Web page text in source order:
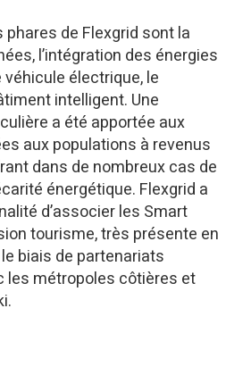
de Flexgrid sont la
l’intégration des énergies
électrique, le
intelligent. Une
a été apportée aux
aux populations à revenus
dans de nombreux cas de
énergétique. Flexgrid a
d’associer les Smart
tourisme, très présente en
le biais de partenariats
les métropoles côtières et